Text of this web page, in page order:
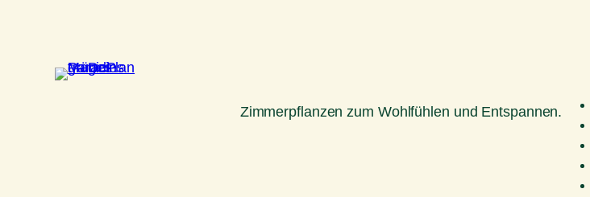
Zimmerpflanzen zum Wohlfühlen und Entspannen.